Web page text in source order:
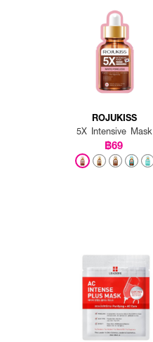
ROJUKISS
5X Intensive Mask
฿69